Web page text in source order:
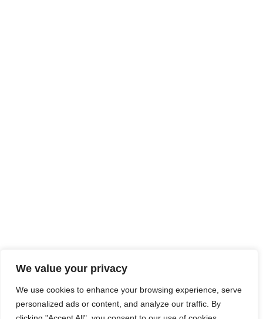
We value your privacy
We use cookies to enhance your browsing experience, serve
personalized ads or content, and analyze our traffic. By